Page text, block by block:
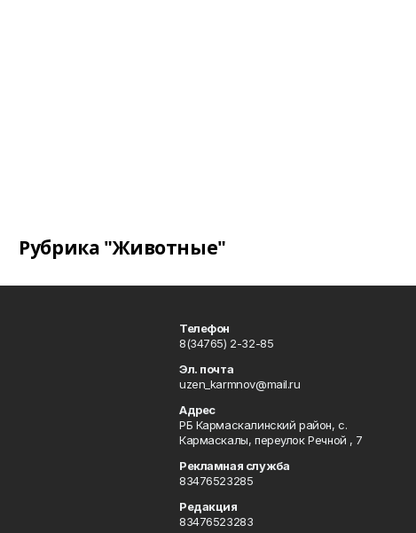
Рубрика "Животные"
Телефон
8(34765) 2-32-85
Эл. почта
uzen_karmnov@mail.ru
Адрес
РБ Кармаскалинский район, с.
Кармаскалы, переулок Речной , 7
Рекламная служба
83476523285
Редакция
83476523283